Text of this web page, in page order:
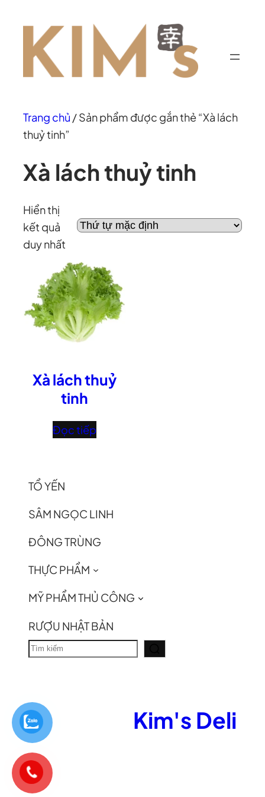
đến
dung
Trang chủ / Sản phẩm được gắn thẻ “Xà lách
thuỷ tinh”
Xà lách thuỷ tinh
Hiển thị
kết quả
duy nhất
Xà lách thuỷ
tinh
Đọc tiếp
TỔ YẾN
SÂM NGỌC LINH
ĐÔNG TRÙNG
THỰC PHẨM
MỸ PHẨM THỦ CÔNG
RƯỢU NHẬT BẢN
T
k
i
ế
m
Kim's Deli